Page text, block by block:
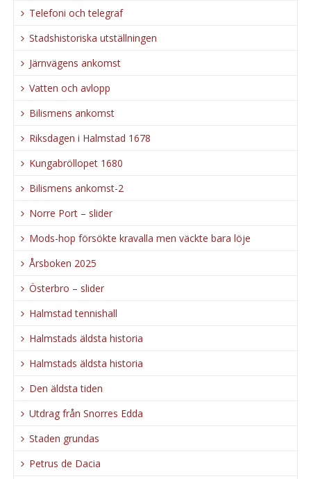
Telefoni och telegraf
Stadshistoriska utställningen
Järnvägens ankomst
Vatten och avlopp
Bilismens ankomst
Riksdagen i Halmstad 1678
Kungabröllopet 1680
Bilismens ankomst-2
Norre Port – slider
Mods-hop försökte kravalla men väckte bara löje
Årsboken 2025
Österbro – slider
Halmstad tennishall
Halmstads äldsta historia
Halmstads äldsta historia
Den äldsta tiden
Utdrag från Snorres Edda
Staden grundas
Petrus de Dacia